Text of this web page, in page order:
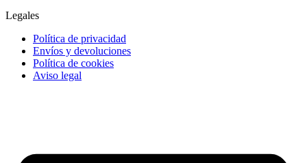
Legales
Política de privacidad
Envíos y devoluciones
Política de cookies
Aviso legal